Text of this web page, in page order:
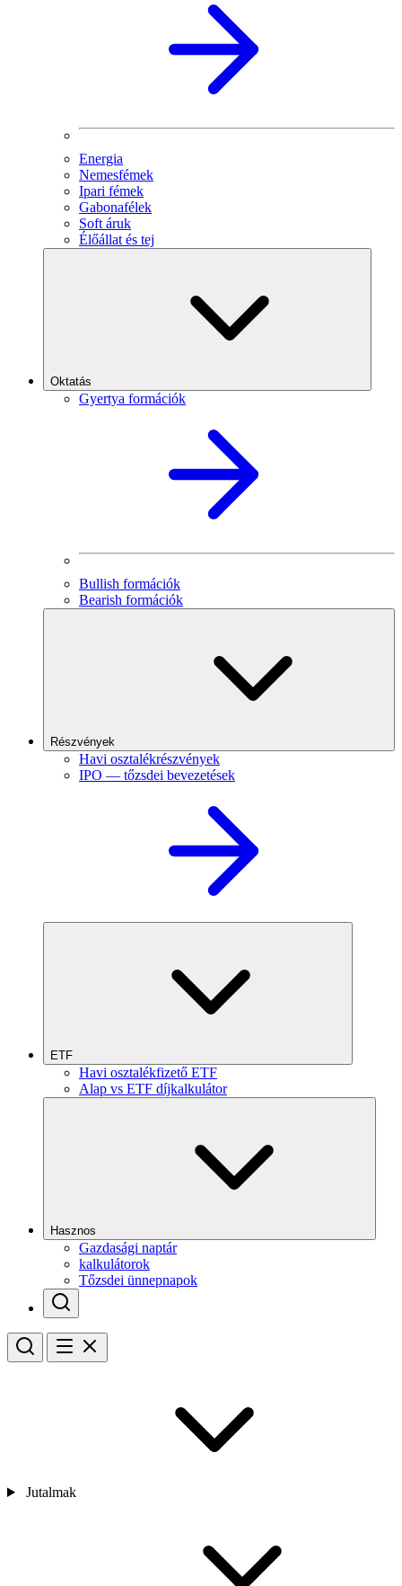
Energia
Nemesfémek
Ipari fémek
Gabonafélek
Soft áruk
Élőállat és tej
Oktatás
Gyertya formációk
Bullish formációk
Bearish formációk
Részvények
Havi osztalékrészvények
IPO — tőzsdei bevezetések
ETF
Havi osztalékfizető ETF
Alap vs ETF díjkalkulátor
Hasznos
Gazdasági naptár
kalkulátorok
Tőzsdei ünnepnapok
Jutalmak